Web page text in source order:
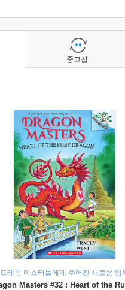
드래곤 마스터들에게 주어진 새로운 임
중고샵